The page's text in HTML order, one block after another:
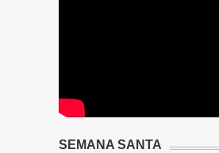
SEMANA SANTA